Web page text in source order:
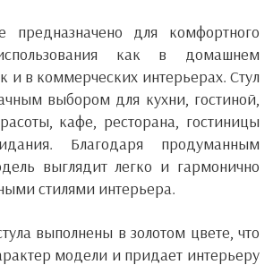
предназначено для комфортного
как в домашнем
и в коммерческих интерьерах. Стул
выбором для кухни, гостиной,
кафе, ресторана, гостиницы
Благодаря продуманным
выглядит легко и гармонично
стилями интерьера.
выполнены в золотом цвете, что
модели и придает интерьеру